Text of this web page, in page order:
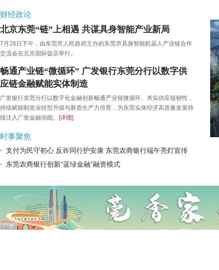
财经政论
北京东莞“链”上相遇 共谋具身智能产业新局
7月28日下午，由东莞市人民政府主办的东莞市具身智能机器人产业链合作
交流会在北京国际饭店举行。
畅通产业链“微循环” 广发银行东莞分行以数字供
应链金融赋能实体制造
广发银行东莞分行以数字化金融创新畅通产业链微循环、夯实供应链韧性，
持续赋能制造业转型升级与新质生产力培育，为东莞实体经济高质量发展持
续注入广发金融动能。
[详细]
时事聚焦
支付为民守初心 反诈同行护安康 东莞农商银行端午亮灯宣传
东莞农商银行创新“蓝绿金融”融资模式